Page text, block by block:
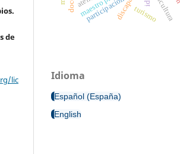
de
lic
turismo
participación
Idioma
Español (España)
English